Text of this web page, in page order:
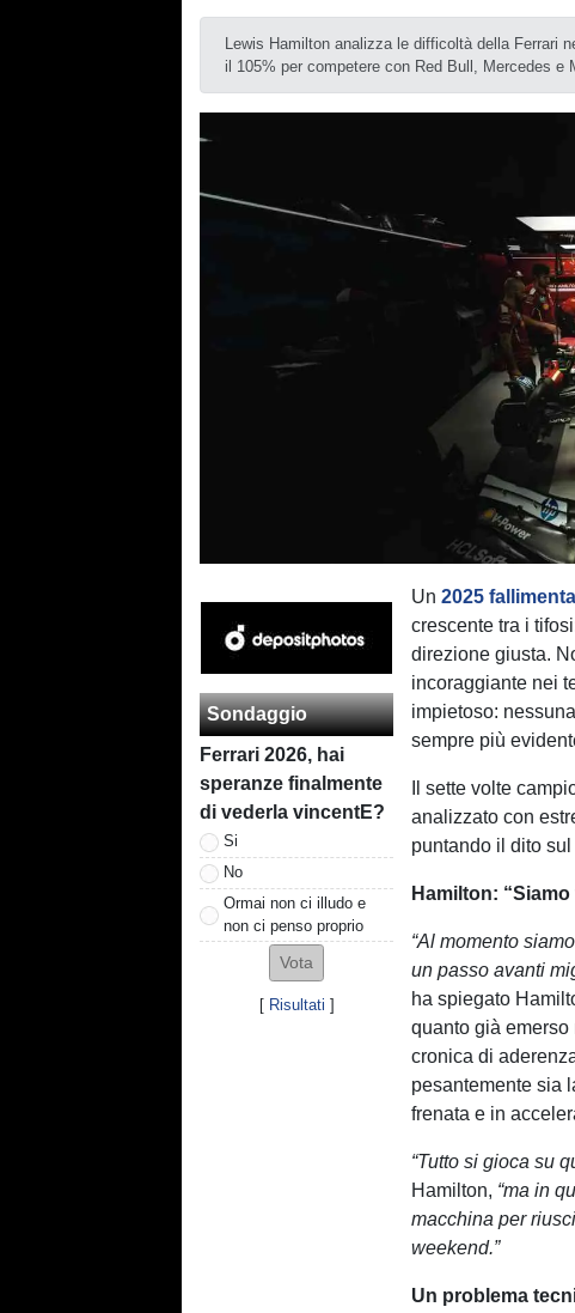
Lewis Hamilton analizza le difficoltà della Ferrari
il 105% per competere con Red Bull, Mercedes e
Sondaggio
Ferrari 2026, hai
speranze finalmente
di vederla vincentE?
Si
No
Ormai non ci illudo e
non ci penso proprio
[ Risultati ]
Un2025
crescente tra i
direzione giusta.
incoraggiante nei
impietoso:
sempre più
Il sette volte
analizzato con
puntando il dito
Hamilton:
“Al momento
un passo avanti
ha spiegato
quanto già
cronica di
pesantemente sia
frenata e in
“Tutto si gioca su
Hamilton, “ma in
macchina per
weekend.”
Un problema